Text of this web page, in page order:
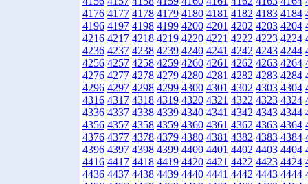
4176 4177 4178 4179 4180 4181 4182 4183 4184
4196 4197 4198 4199 4200 4201 4202 4203 4204
4216 4217 4218 4219 4220 4221 4222 4223 4224
4236 4237 4238 4239 4240 4241 4242 4243 4244
4256 4257 4258 4259 4260 4261 4262 4263 4264
4276 4277 4278 4279 4280 4281 4282 4283 4284
4296 4297 4298 4299 4300 4301 4302 4303 4304
4316 4317 4318 4319 4320 4321 4322 4323 4324
4336 4337 4338 4339 4340 4341 4342 4343 4344
4356 4357 4358 4359 4360 4361 4362 4363 4364
4376 4377 4378 4379 4380 4381 4382 4383 4384
4396 4397 4398 4399 4400 4401 4402 4403 4404
4416 4417 4418 4419 4420 4421 4422 4423 4424
4436 4437 4438 4439 4440 4441 4442 4443 4444